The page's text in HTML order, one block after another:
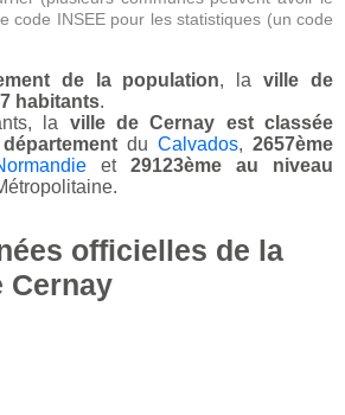
code INSEE pour les statistiques (un code
de la population, laville de
habitants.
la ville de Cernay est classée
du Calvados, 2657ème
et 29123ème au niveau
officielles de la
Cernay